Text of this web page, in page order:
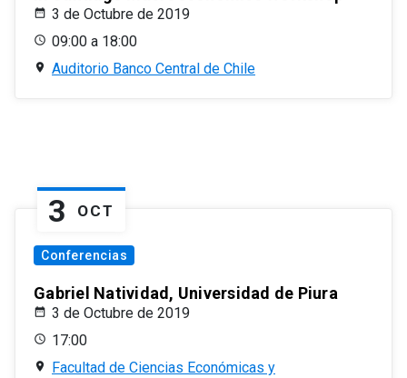
3 de Octubre de 2019
09:00 a 18:00
Auditorio Banco Central de Chile
3 OCT
Conferencias
Gabriel Natividad, Universidad de Piura
3 de Octubre de 2019
17:00
Facultad de Ciencias Económicas y